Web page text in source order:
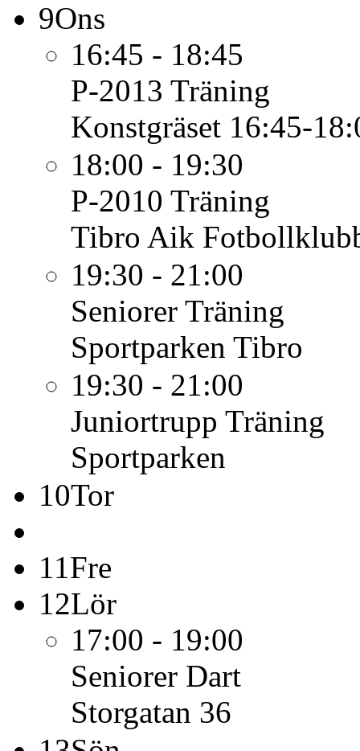
9Ons
16:45 - 18:45
P-2013 Träning
Konstgräset 16:45-
18:00 - 19:30
P-2010 Träning
Tibro Aik
19:30 - 21:00
Seniorer Träning
Sportparken Tibro
19:30 - 21:00
Juniortrupp Träning
Sportparken
10Tor
11Fre
12Lör
17:00 - 19:00
Seniorer Dart
Storgatan 36